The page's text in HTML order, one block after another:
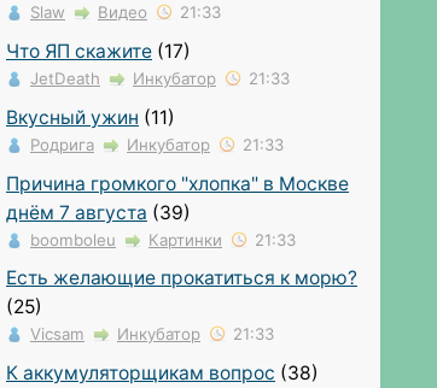
Slaw Видео 21:33
Что ЯП скажите (17)
JetDeath Инкубатор 21:33
Вкусный ужин (11)
Родрига Инкубатор 21:33
Причина громкого "хлопка" в Москве
днём 7 августа (39)
boomboleu Картинки 21:33
Есть желающие прокатиться к морю?
(25)
Vicsam Инкубатор 21:33
К аккумуляторщикам вопрос (38)